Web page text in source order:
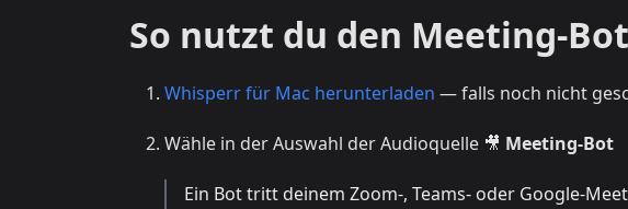
So nutzt du den Meeting-
Whisperr für Mac herunterladen — falls noch nicht
Wähle in der Auswahl der Audioquelle 🎥 Meeting-Bot
Ein Bot tritt deinem Zoom-, Teams- oder Google-